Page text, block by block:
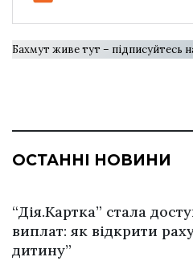
Бахмут живе тут – підписуйтесь
ОСТАННІ НОВИНИ
“Дія.Картка” стала
виплат: як відкрити
дитину”